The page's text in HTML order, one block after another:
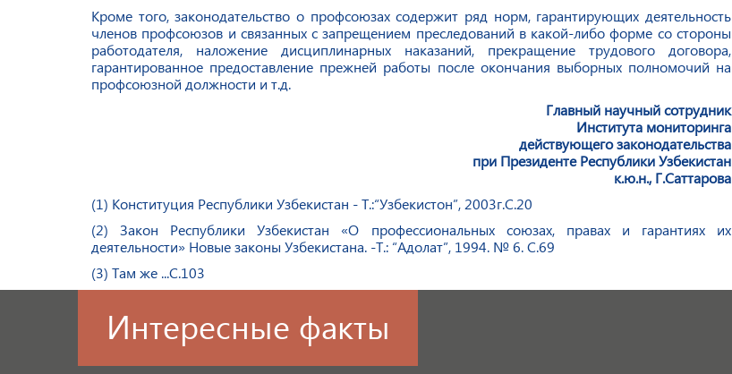
Кроме того, законодательство о профсоюзах содержит ряд норм, гарантирующих деятельность
членов профсоюзов и связанных с запрещением преследований в какой-либо форме со стороны
работодателя, наложение дисциплинарных наказаний, прекращение трудового договора,
гарантированное предоставление прежней работы после окончания выборных полномочий на
профсоюзной должности и т.д.
Главный научный сотрудник
Института мониторинга
действующего законодательства
при Президенте Республики Узбекистан
к.ю.н., Г.Саттарова
(1) Конституция Республики Узбекистан - Т.:“Узбекистон”, 2003г.С.20
(2)Закон Республики Узбекистан «О профессиональных союзах, правах и гарантиях их
деятельности» Новые законы Узбекистана. -Т.: “Адолат”, 1994. № 6. С.69
(3) Там же ...С.103
Интересные факты